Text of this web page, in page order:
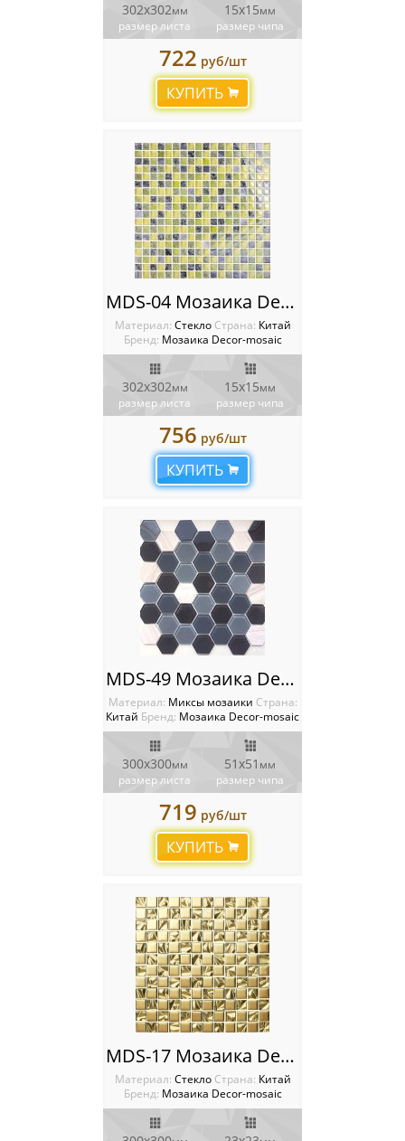
302x302мм
размер листа
15х15мм
размер чипа
722 руб/шт
КУПИТЬ
MDS-04 Мозаика Decor-Mosaic
Материал: Стекло Cтрана: Китай
Бренд: Мозаика Decor-mosaic
302x302мм
размер листа
15х15мм
размер чипа
756 руб/шт
КУПИТЬ
MDS-49 Мозаика Decor-Mosaic
Материал: Миксы мозаики Cтрана:
Китай Бренд: Мозаика Decor-mosaic
300x300мм
размер листа
51х51 мм
размер чипа
719 руб/шт
КУПИТЬ
MDS-17 Мозаика Decor-Mosaic
Материал: Стекло Cтрана: Китай
Бренд: Мозаика Decor-mosaic